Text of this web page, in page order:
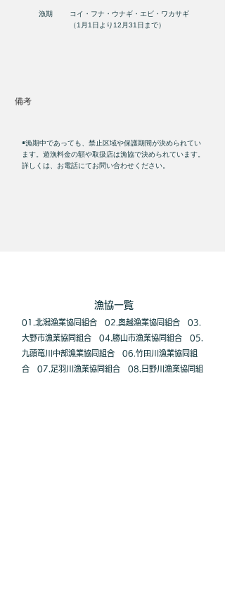
コイ・フナ・ウナギ・エビ・ワカサギ
（1月1日より12月31日まで）
漁期
​備考
◉漁期中であっても、禁止区域や保護期間が決められてい
ます。遊漁料金の額や取扱店は漁協で決められています。
詳しくは、お電話にてお問い合わせください。
漁協一覧
01.北潟漁業協同組合 02.奥越漁業協同組合
03.
大野市漁業協同組合
04.勝山市漁業協同組合
05.
九頭竜川中部漁業協同組合
06.竹田川漁業協同組
合
07.足羽川漁業協同組合
08.日野川漁業協同組